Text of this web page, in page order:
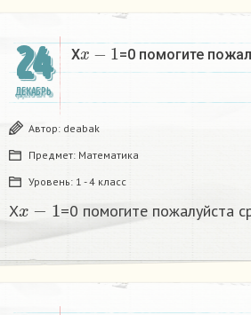
24
ДЕКАБРЬ
X
x−1
=0 помогите
Автор: deabak
Предмет: Математика
Уровень: 1 - 4 класс
X =0 помогите пожалуйста